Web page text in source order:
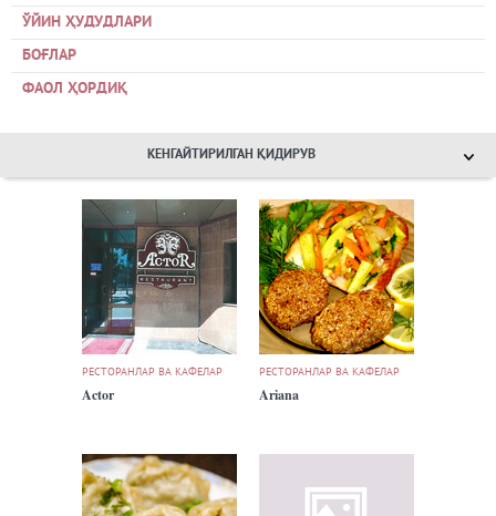
ЎЙИН ҲУДУДЛАРИ
БОҒЛАР
ФАОЛ ҲОРДИҚ
КЕНГАЙТИРИЛГАН ҚИДИРУВ
РЕСТОРАНЛАР ВА КАФЕЛАР
Actor
РЕСТОРАНЛАР ВА КАФЕЛАР
Ariana